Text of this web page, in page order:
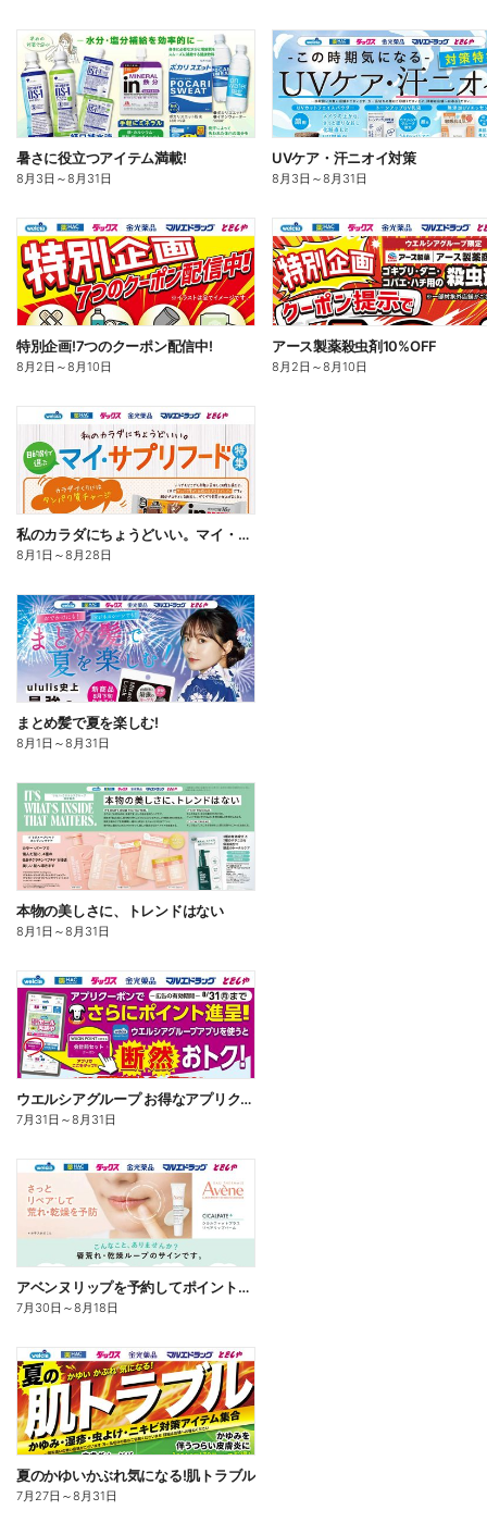
暑さに役立つアイテム満載!
8月3日 ～8月31日
UVケア・汗ニオイ対策
8月3日 ～8月31日
特別企画!7つのクーポン配信中!
8月2日 ～8月10日
アース製薬殺虫剤10%OFF
8月2日 ～8月10日
私のカラダにちょうどいい。マイ・サプリフード
8月1日 ～8月28日
まとめ髪で夏を楽しむ!
8月1日 ～8月31日
本物の美しさに、トレンドはない
8月1日 ～8月31日
ウエルシアグループ お得なアプリクーポン
7月31日 ～8月31日
アベンヌリップを予約してポイントゲット!
7月30日 ～8月18日
夏のかゆいかぶれ気になる!肌トラブル
7月27日 ～8月31日